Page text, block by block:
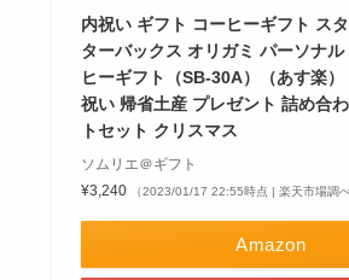
内祝い ギフト コーヒーギフト ス
ターバックス オリガミ パーソナ
ヒーギフト（SB-30A）（あす楽
祝い 帰省土産 プレゼント 詰め合
トセット クリスマス
ソムリエ＠ギフト
¥3,240
（2023/01/17 22:55時点 | 楽天市場調べ
Amazon